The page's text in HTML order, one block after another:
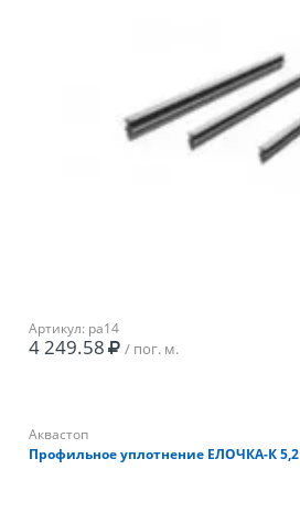
Артикул: pa14
4 249.58 / пог. м.
Аквастоп
Профильное уплотнение ЕЛОЧКА-К 5,2